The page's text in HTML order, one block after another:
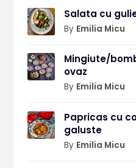
Salata cu
By Emilia Micu
Mingiute/
ovaz
By Emilia Micu
Papricas cu
galuste
By Emilia Micu